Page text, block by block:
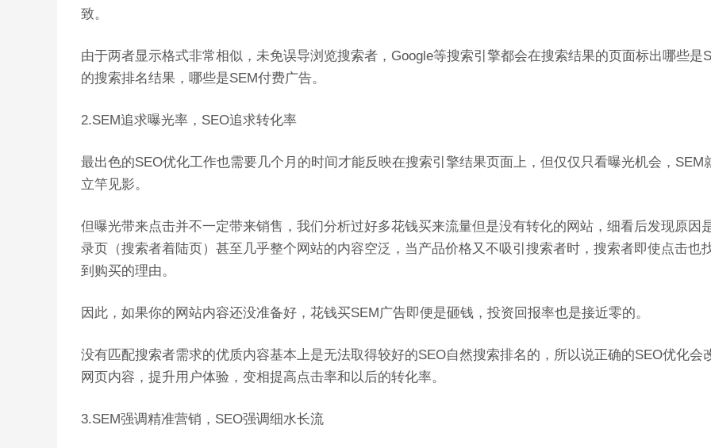
致。
由于两者显示格式非常相似，未免误导浏览搜索者，Google等搜索引擎都会在搜索结果的页面标出哪些是
的搜索排名结果，哪些是SEM付费广告。
2.SEM追求曝光率，SEO追求转化率
最出色的SEO优化工作也需要几个月的时间才能反映在搜索引擎结果页面上，但仅仅只看曝光机会，SEM
立竿见影。
但曝光带来点击并不一定带来销售，我们分析过好多花钱买来流量但是没有转化的网站，细看后发现原因
录页（搜索者着陆页）甚至几乎整个网站的内容空泛，当产品价格又不吸引搜索者时，搜索者即使点击也
到购买的理由。
因此，如果你的网站内容还没准备好，花钱买SEM广告即便是砸钱，投资回报率也是接近零的。
没有匹配搜索者需求的优质内容基本上是无法取得较好的SEO自然搜索排名的，所以说正确的SEO优化会
网页内容，提升用户体验，变相提高点击率和以后的转化率。
3.SEM强调精准营销，SEO强调细水长流